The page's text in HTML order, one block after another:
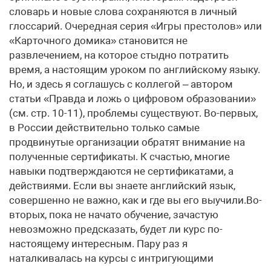
словарь и новые слова сохраняются в личный
глоссарий. Очередная серия «Игры престолов» или
«Карточного домика» становится не
развлечением, на которое стыдно потратить
время, а настоящим уроком по английскому языку.
Но, и здесь я соглашусь с коллегой – автором
статьи «Правда и ложь о цифровом образовании»
(см. стр. 10-11), проблемы существуют. Во-первых,
в России действительно только самые
продвинутые организации обратят внимание на
полученные сертификаты. К счастью, многие
навыки подтверждаются не сертификатами, а
действиями. Если вы знаете английский язык,
совершенно не важно, как и где вы его выучили.Во-
вторых, пока не начато обучение, зачастую
невозможно предсказать, будет ли курс по-
настоящему интересным. Пару раз я
наталкивалась на курсы с интригующими